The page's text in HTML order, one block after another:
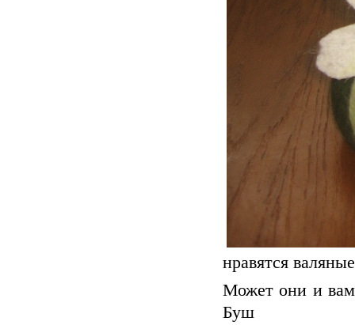
нравятся
Может они и вам
Буш